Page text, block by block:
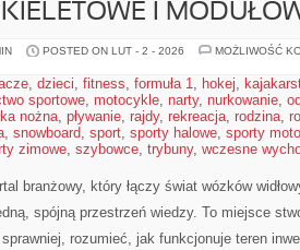
I
POSTED ON LUT - 2 - 2026
MOŻLIWOŚĆ
, dzieci, fitness, formuła 1, hokej,
sportowe, motocykle, narty, nurkowanie,
nożna, pływanie, rajdy, rekreacja, rodzina,
, snowboard, sport, sporty halowe, sporty
zimowe, szybowce, trybuny, wczesne
branżowy, który łączy świat wózków
spójną przestrzeń wiedzy. To miejsce
sprawniej, rozumieć, jak funkcjonuje teren